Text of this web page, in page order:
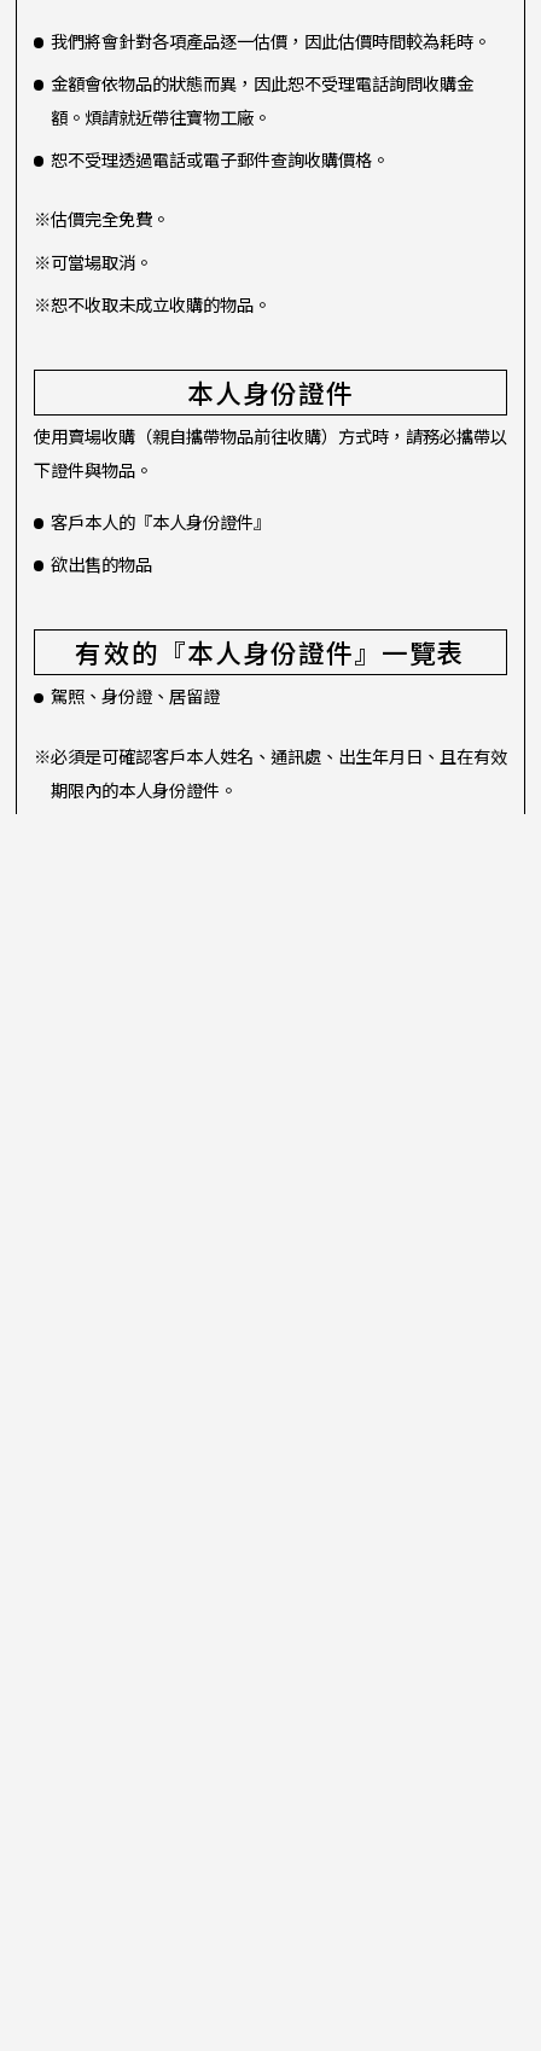
我們將會針對各項產品逐一估價，因此估價時間較為耗時。
金額會依物品的狀態而異，因此恕不受理電話詢問收購金
額。煩請就近帶往寶物工廠。
恕不受理透過電話或電子郵件查詢收購價格。
※估價完全免費。
※可當場取消。
※恕不收取未成立收購的物品。
本人身份證件
使用賣場收購（親自攜帶物品前往收購）方式時，請務必攜帶以
下證件與物品。
客戶本人的『本人身份證件』
欲出售的物品
有效的『本人身份證件』一覽表
駕照、身份證、居留證
※必須是可確認客戶本人姓名、通訊處、出生年月日、且在有效
期限內的本人身份證件。